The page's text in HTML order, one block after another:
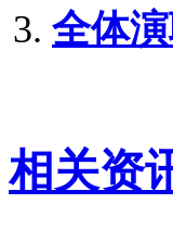
全体
相关资